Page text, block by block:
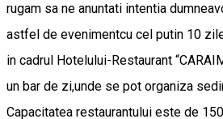
rugam sa ne anuntati intentia
astfel de evenimentcu cel putin 10
in cadrul Hotelului-Restaurant
un bar de zi,unde se pot organiza
Capacitatea restaurantului este de